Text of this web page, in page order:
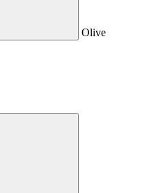
Olive